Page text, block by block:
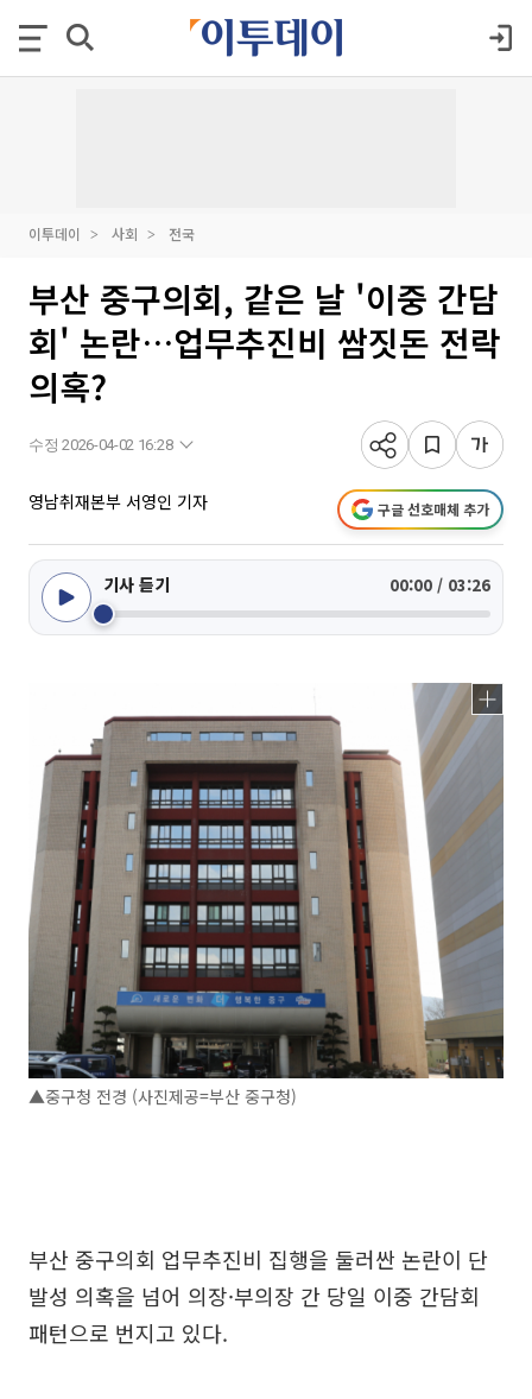
이투데이 사회 전국
부산 중구의회, 같은 날 '이중 간담
회' 논란…업무추진비 쌈짓돈 전락
의혹?
수정 2026-04-02 16:28
영남취재본부 서영인 기자 구글 선호매체 추가
기사 듣기 00:00 / 03:26
▲중구청 전경 (사진제공=부산 중구청)
부산 중구의회 업무추진비 집행을 둘러싼 논란이 단
발성 의혹을 넘어 의장·부의장 간 당일 이중 간담회
패턴으로 번지고 있다.